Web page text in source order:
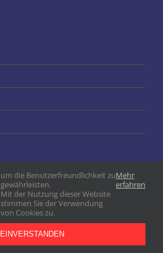
um die Benutzerfreundlichkeit zu
gewährleisten.
Mit der Nutzung dieser Website
stimmen Sie der Verwendung
von Cookies zu.
Mehr
erfahren
EINVERSTANDEN